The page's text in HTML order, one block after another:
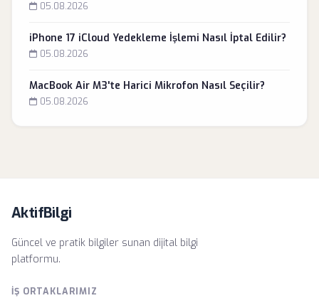
05.08.2026
iPhone 17 iCloud Yedekleme İşlemi Nasıl İptal Edilir?
05.08.2026
MacBook Air M3'te Harici Mikrofon Nasıl Seçilir?
05.08.2026
AktifBilgi
Güncel ve pratik bilgiler sunan dijital bilgi
platformu.
İŞ ORTAKLARIMIZ